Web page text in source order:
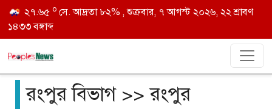
২৭.৬৫ o সে. আদ্রতা ৮২% , শুক্রবার, ৭ আগস্ট ২০২৬, ২২ শ্রাবণ
১৪৩৩ বঙ্গাব্দ
রংপুর বিভাগ >> রংপুর